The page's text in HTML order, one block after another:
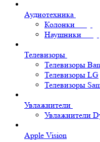
Аудиотехника
Колонки
Наушники
Телевизоры
Телевизоры
Телевизоры LG
Телевизоры
Увлажнители
Увлажнители
Apple Vision